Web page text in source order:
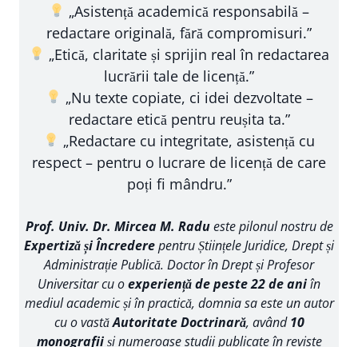
„Asistență academică responsabilă –
redactare originală, fără compromisuri.”
„Etică, claritate și sprijin real în redactarea
lucrării tale de licență.”
„Nu texte copiate, ci idei dezvoltate –
redactare etică pentru reușita ta.”
„Redactare cu integritate, asistență cu
respect – pentru o lucrare de licență de care
poți fi mândru.”
Prof. Univ. Dr. Mircea M. Radueste pilonul nostru de
Expertiză și Încrederepentru Științele Juridice, Drept și
Administrație Publică. Doctor în Drept și Profesor
Universitar cu oexperiență de peste 22 de aniîn
mediul academic și în practică, domnia sa este un autor
cu o vastăAutoritate Doctrinară, având10
monografiiși numeroase studii publicate în reviste